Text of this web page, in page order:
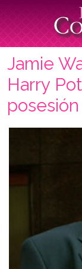
Jamie
Harry